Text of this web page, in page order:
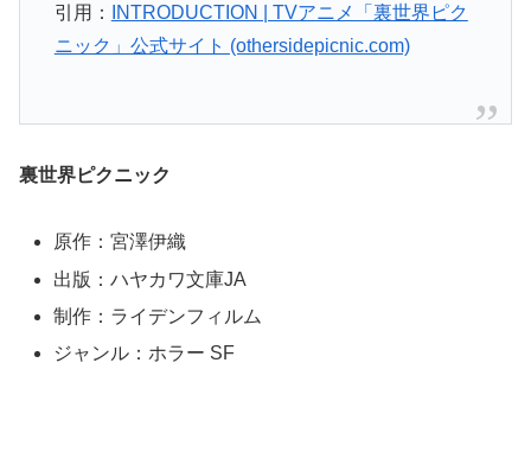
引用：
INTRODUCTION | TVアニメ「裏世界ピク
ニック」公式サイト (othersidepicnic.com)
裏世界ピクニック
原作：宮澤伊織
出版：ハヤカワ文庫JA
制作：ライデンフィルム
ジャンル：ホラー SF